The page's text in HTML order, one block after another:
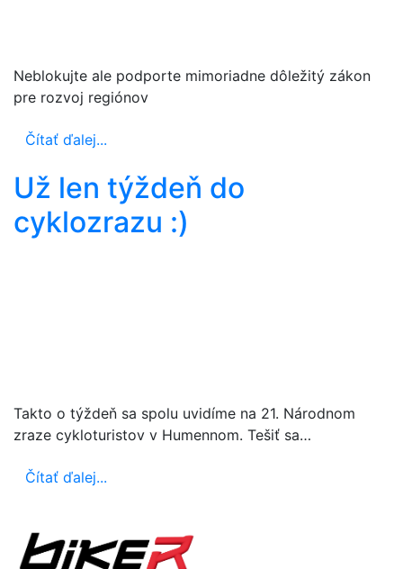
Neblokujte ale podporte mimoriadne dôležitý zákon
pre rozvoj regiónov
Čítať ďalej...
Už len týždeň do
cyklozrazu :)
Takto o týždeň sa spolu uvidíme na 21. Národnom
zraze cykloturistov v Humennom. Tešiť sa…
Čítať ďalej...